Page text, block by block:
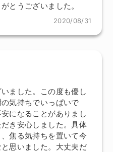
とうございました。
2020/08/31
ました。この度も優し
気持ちでいっぱいで
になることがありまし
き安心しました。具体
焦る気持ちを置いて今
思いました。大丈夫だ